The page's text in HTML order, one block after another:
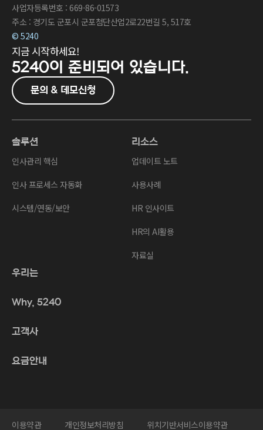
사업자등록번호 : 669-86-01573
주소 : 경기도 군포시 군포첨단산업2로22번길 5, 517호
© 5240
지금 시작하세요!
5240이 준비되어 있습니다.
문의 & 데모신청
솔루션
인사관리 핵심
인사 프로세스 자동화
시스템/연동/보안
리소스
업데이트 노트
사용사례
HR 인사이트
HR의 AI활용
자료실
우리는
Why, 5240
고객사
요금안내
이용약관 개인정보처리방침 위치기반서비스이용약관